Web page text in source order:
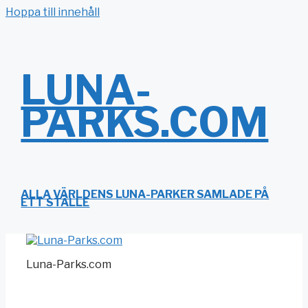
Hoppa till innehåll
LUNA-
PARKS.COM
ALLA VÄRLDENS LUNA-PARKER SAMLADE PÅ
ETT STÄLLE
Luna-Parks.com